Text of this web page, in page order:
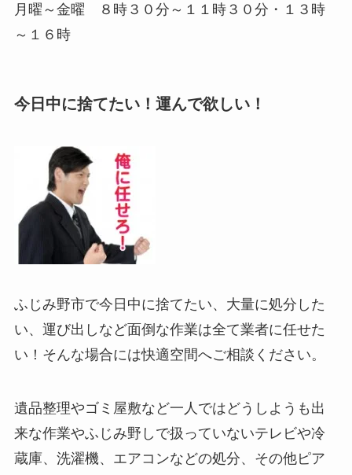
月曜～金曜 ８時３０分～１１時３０分・１３時
～１６時
今日中に捨てたい！運んで欲しい！
ふじみ野市で今日中に捨てたい、大量に処分した
い、運び出しなど面倒な作業は全て業者に任せた
い！そんな場合には快適空間へご相談ください。
遺品整理やゴミ屋敷など一人ではどうしようも出
来な作業やふじみ野しで扱っていないテレビや冷
蔵庫、洗濯機、エアコンなどの処分、その他ピア